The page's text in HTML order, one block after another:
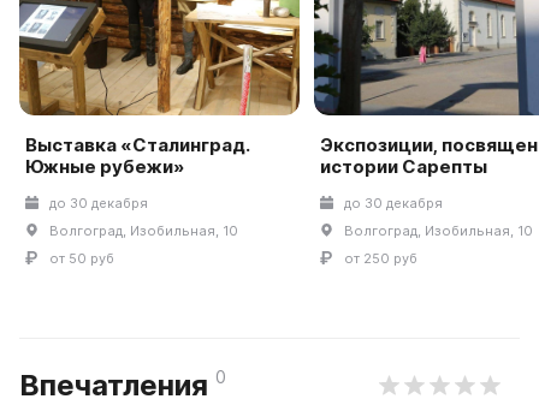
Выставка «Сталинград.
Южные рубежи»
до 30 декабря
Волгоград, Изобильная, 10
от 50 руб
Экспозиции,
истории Сарепты
до 30 декабря
Волгоград, Изобильная, 10
от 250 руб
Впечатления 0